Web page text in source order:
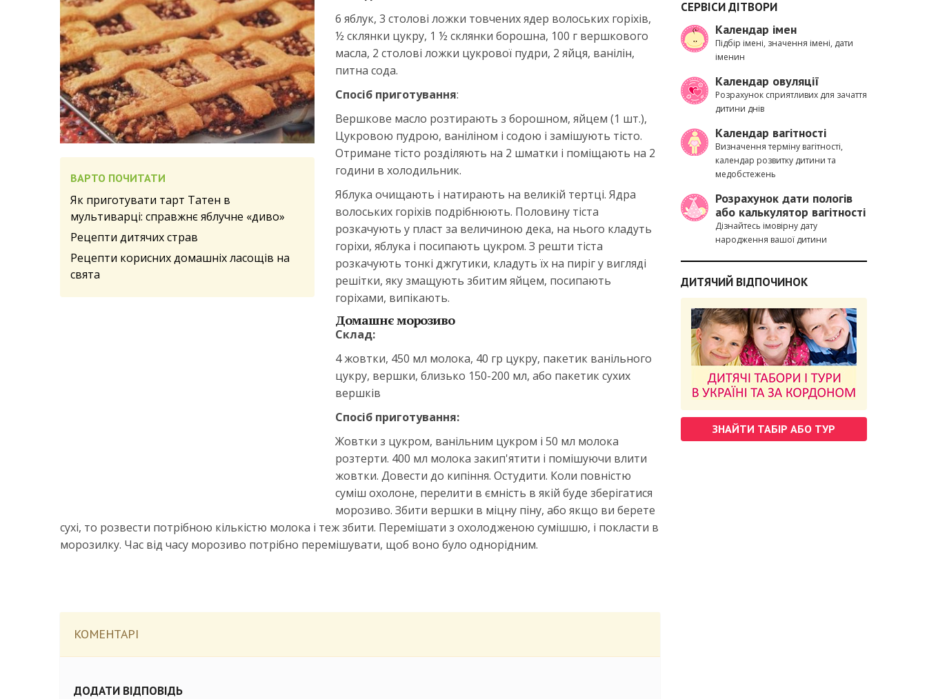
ВАРТО ПОЧИТАТИ
Як приготувати тарт Татен в
мультиварці: справжнє яблучне «диво»
Рецепти дитячих страв
Рецепти корисних домашніх ласощів на
свята
6 яблук, 3 столові ложки товчених ядер волоських горіхів,
½ склянки цукру, 1 ½ склянки борошна, 100 г вершкового
масла, 2 столові ложки цукрової пудри, 2 яйця, ванілін,
питна сода.
Спосіб приготування:
Вершкове масло розтирають з борошном, яйцем (1 шт.),
Цукровою пудрою, ваніліном і содою і замішують тісто.
Отримане тісто розділяють на 2 шматки і поміщають на 2
години в холодильник.
Яблука очищають і натирають на великій тертці. Ядра
волоських горіхів подрібнюють. Половину тіста
розкачують у пласт за величиною дека, на нього кладуть
горіхи, яблука і посипають цукром. З решти тіста
розкачують тонкі джгутики, кладуть їх на пиріг у вигляді
решітки, яку змащують збитим яйцем, посипають
горіхами, випікають.
Домашнє морозиво
Склад:
4 жовтки, 450 мл молока, 40 гр цукру, пакетик ванільного
цукру, вершки, близько 150-200 мл, або пакетик сухих
вершків
Спосіб приготування:
Жовтки з цукром, ванільним цукром і 50 мл молока
розтерти. 400 мл молока закип'ятити і помішуючи влити
жовтки. Довести до кипіння. Остудити. Коли повністю
суміш охолоне, перелити в ємність в якій буде зберігатися
морозиво. Збити вершки в міцну піну, або якщо ви берете
сухі, то розвести потрібною кількістю молока і теж збити. Перемішати з охолодженою сумішшю, і покласти в
морозилку. Час від часу морозиво потрібно перемішувати, щоб воно було однорідним.
КОМЕНТАРІ
ДОДАТИ ВІДПОВІДЬ
СЕРВІСИ ДІТВОРИ
Календар імен
Підбір імені, значення імені, дати
іменин
Календар овуляції
Розрахунок сприятливих для зачаття
дитини днів
Календар вагітності
Визначення терміну вагітності,
календар розвитку дитини та
медобстежень
Розрахунок дати пологів
або калькулятор вагітності
Дізнайтесь імовірну дату
народження вашої дитини
ДИТЯЧИЙ ВІДПОЧИНОК
ЗНАЙТИ ТАБІР АБО ТУР